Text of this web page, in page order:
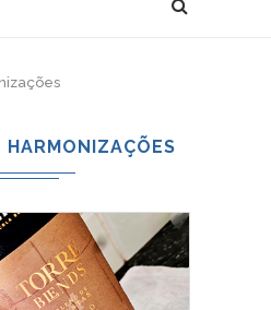
HARMONIZAÇÕES